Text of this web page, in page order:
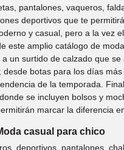
pantalones, vaqueros,
deportivos que te
y casual, pero a la vez
este amplio catálogo de
un surtido de calzado que se
desde botas para los días
de la temporada.
se incluyen bolsos y
marcar la diferencia
casual para chico
deportivos, pantalones,